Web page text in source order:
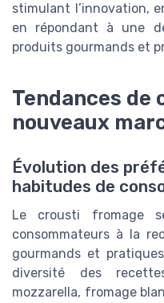
stimulant l’innovation,
en répondant à une
produits gourmands et
Tendances de
nouveaux
Évolution des
habitudes de
Le crousti fromage
consommateurs à la
gourmands et
diversité des
mozzarella, fromage